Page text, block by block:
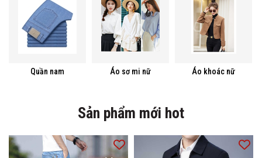
Quần nam Áo sơ mi nữ Áo khoác nữ
Sản phẩm mới hot